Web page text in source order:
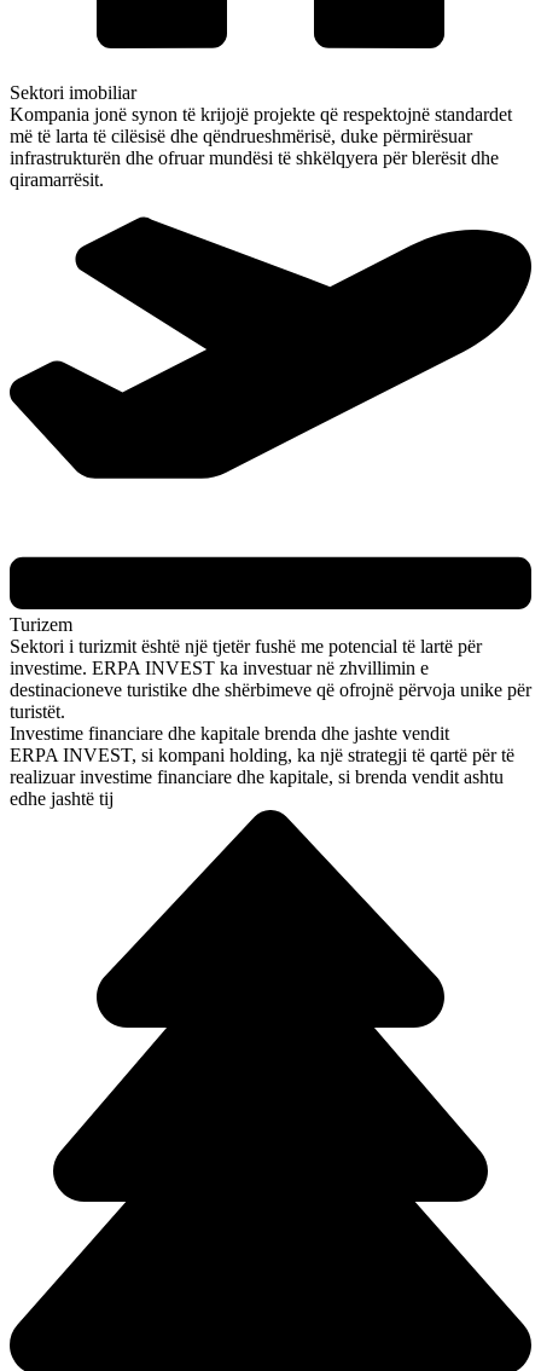
Sektori imobiliar
Kompania jonë synon të krijojë projekte që respektojnë standardet
më të larta të cilësisë dhe qëndrueshmërisë, duke përmirësuar
infrastrukturën dhe ofruar mundësi të shkëlqyera për blerësit dhe
qiramarrësit.
Turizem
Sektori i turizmit është një tjetër fushë me potencial të lartë për
investime. ERPA INVEST ka investuar në zhvillimin e
destinacioneve turistike dhe shërbimeve që ofrojnë përvoja unike për
turistët.
Investime financiare dhe kapitale brenda dhe jashte vendit
ERPA INVEST, si kompani holding, ka një strategji të qartë për të
realizuar investime financiare dhe kapitale, si brenda vendit ashtu
edhe jashtë tij